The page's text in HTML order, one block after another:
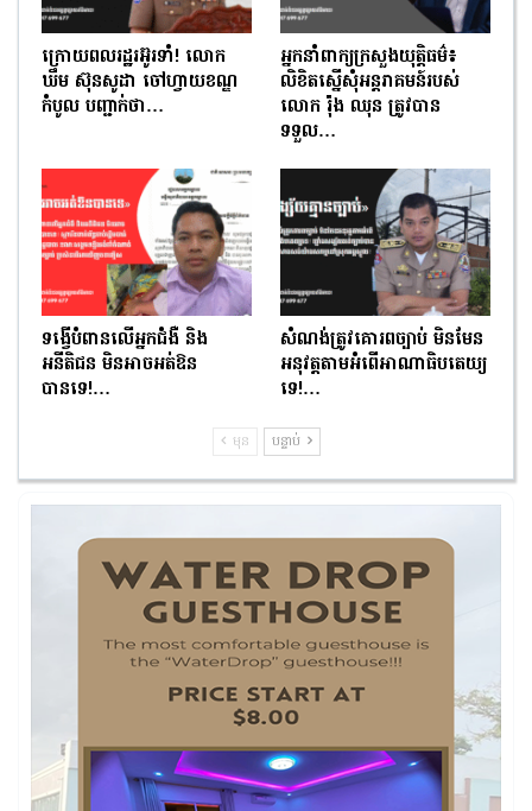
ក្រោយពលរដ្ឋរអ៊ូរទាំ! លោក
ឃឹម ស៊ុនសូដា ចៅហ្វាយខណ្ឌ
កំបូល បញ្ជាក់ថា…
អ្នកនាំពាក្យក្រសួងយុត្តិធម៌៖
លិខិតស្នើសុំអន្តរាគមន៍របស់
លោក រ៉ុង ឈុន ត្រូវបាន
ទទួល…
ទង្វើបំពានលើអ្នកជំងឺ និង
អនីតិជន មិនអាចអត់ឱន
បានទេ!…
សំណង់ត្រូវគោរពច្បាប់ មិនមែន
អនុវត្តតាមអំពើអាណាធិបតេយ្យ
ទេ!…
មុន បន្ទាប់